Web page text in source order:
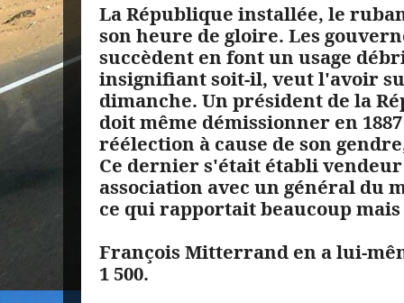
La République installée, le
son heure de gloire. Les
succèdent en font un usage
insignifiant soit-il, veut l'avoir
dimanche. Un président de la
doit même démissionner en
réélection à cause de son
Ce dernier s'était établi
association avec un général du
ce qui rapportait beaucoup
François Mitterrand en a lui-
1 500.